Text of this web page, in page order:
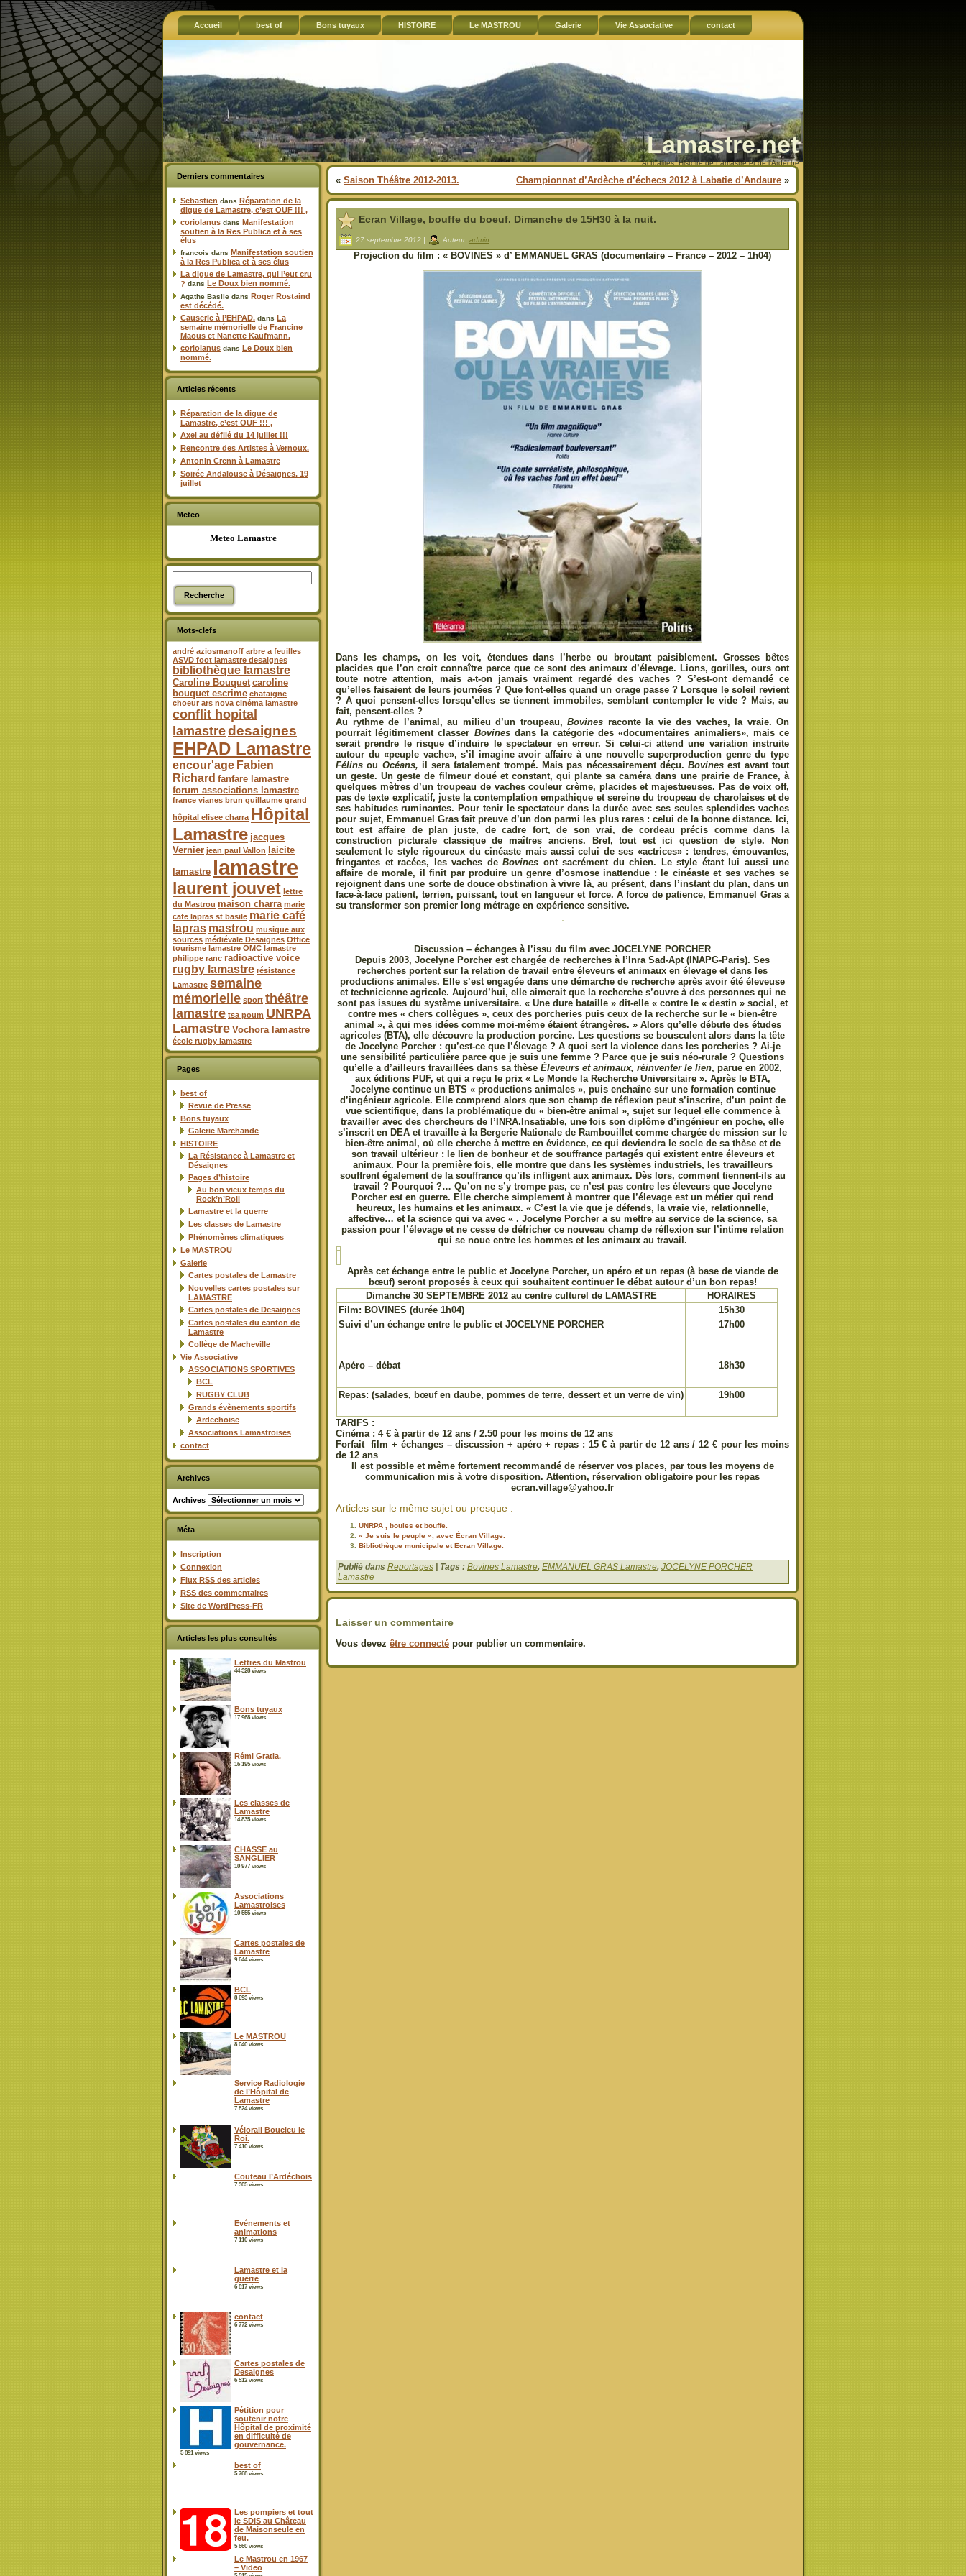
Accueil best of Bons tuyaux HISTOIRE Le MASTROU Galerie Vie Associative contact
Lamastre.net
Actualités, Histoire de Lamastre et de l'Ardèche
Derniers commentaires
Sebastien dans Réparation de la
digue de Lamastre, c’est OUF !!! ,
coriolanus dans Manifestation
soutien à la Res Publica et à ses
élus
francois dans Manifestation soutien
à la Res Publica et à ses élus
La digue de Lamastre, qui l’eut cru
? dans Le Doux bien nommé.
Agathe Basile dans Roger Rostaind
est décédé.
Causerie à l’EHPAD. dans La
semaine mémorielle de Francine
Maous et Nanette Kaufmann.
coriolanus dans Le Doux bien
nommé.
Articles récents
Réparation de la digue de
Lamastre, c’est OUF !!! ,
Axel au défilé du 14 juillet !!!
Rencontre des Artistes à Vernoux.
Antonin Crenn à Lamastre
Soirée Andalouse à Désaignes. 19
juillet
Meteo
Meteo Lamastre
Mots-clefs
andré aziosmanoff arbre a feuilles
ASVD foot lamastre desaignes
bibliothèque lamastre
Caroline Bouquet caroline
bouquet escrime chataigne
choeur ars nova cinéma lamastre
conflit hopital
lamastredesaignes
EHPAD Lamastre
encour'age Fabien
Richard fanfare lamastre
forum associations lamastre
france vianes brun guillaume grand
hôpital elisee charra Hôpital
Lamastre jacques
Vernier jean paul Vallon
laicite
lamastre lamastre
laurent jouvet lettre
du Mastrou maison charra marie
cafe lapras st basile marie café
lapras mastrou musique aux
sources médiévale Desaignes Office
tourisme lamastre OMC lamastre
philippe ranc radioactive voice
rugby lamastre résistance
Lamastre semaine
mémorielle sport théâtre
lamastre tsa poum UNRPA
Lamastre Vochora lamastre
école rugby lamastre
Pages
best of
Revue de Presse
Bons tuyaux
Galerie Marchande
HISTOIRE
La Résistance à Lamastre et
Désaignes
Pages d’histoire
Au bon vieux temps du
Rock’n’Roll
Lamastre et la guerre
Les classes de Lamastre
Phénomènes climatiques
Le MASTROU
Galerie
Cartes postales de Lamastre
Nouvelles cartes postales sur
LAMASTRE
Cartes postales de Desaignes
Cartes postales du canton de
Lamastre
Collège de Macheville
Vie Associative
ASSOCIATIONS SPORTIVES
BCL
RUGBY CLUB
Grands évènements sportifs
Ardechoise
Associations Lamastroises
contact
Archives
Archives
Méta
Inscription
Connexion
Flux RSS des articles
RSS des commentaires
Site de WordPress-FR
Articles les plus consultés
Lettres du Mastrou
44 328 views
Bons tuyaux
17 968 views
Rémi Gratia.
16 195 views
Les classes de
Lamastre
14 835 views
CHASSE au
SANGLIER
10 977 views
Associations
Lamastroises
10 555 views
Cartes postales de
Lamastre
9 644 views
BCL
8 693 views
Le MASTROU
8 040 views
Service Radiologie
de l’Hôpital de
Lamastre
7 824 views
Vélorail Boucieu le
Roi.
7 410 views
Couteau l’Ardéchois
7 305 views
Evénements et
animations
7 110 views
Lamastre et la
guerre
6 817 views
contact
6 772 views
Cartes postales de
Desaignes
6 512 views
Pétition pour
soutenir notre
Hôpital de proximité
en difficulté de
gouvernance.
5 891 views
best of
5 768 views
Les pompiers et tout
le SDIS au Château
de Maisonseule en
feu.
5 660 views
Le Mastrou en 1967
– Video
« Saison Théâtre 2012-2013. Championnat d’Ardèche d’échecs 2012 à Labatie d’Andaure »
Ecran Village, bouffe du boeuf. Dimanche de 15H30 à la nuit.
27 septembre 2012 | Auteur: admin
Projection du film : « BOVINES » d’ EMMANUEL GRAS (documentaire – France – 2012 – 1h04)
Dans les champs, on les voit, étendues dans l’herbe ou broutant paisiblement. Grosses bêtes
placides que l’on croit connaître parce que ce sont des animaux d’élevage. Lions, gorilles, ours ont
toute notre attention, mais a-t-on jamais vraiment regardé des vaches ? S’est-ont demandé ce
qu’elles faisaient de leurs journées ? Que font-elles quand un orage passe ? Lorsque le soleil revient
? A quoi pensent-elles lorsqu’elles se tiennent immobiles, semblant contempler le vide ? Mais, au
fait, pensent-elles ?
Au rythme de l’animal, au milieu d’un troupeau, Bovines raconte la vie des vaches, la vraie. On
pourrait légitimement classer Bovines dans la catégorie des «documentaires animaliers», mais ce
serait prendre le risque d’induire le spectateur en erreur. Si celui-ci attend une variation instruite
autour du «peuple vache», s’il imagine avoir affaire à une nouvelle superproduction genre du type
Félinsou Océans, il sera fatalement trompé. Mais pas nécessairement déçu. Bovinesest avant tout
un geste. Un geste de filmeur doué et constant, qui plante sa caméra dans une prairie de France, à
quelques mètres d’un troupeau de vaches couleur crème, placides et majestueuses. Pas de voix off,
pas de texte explicatif, juste la contemplation empathique et sereine du troupeau de charolaises et de
ses habitudes ruminantes. Pour tenir le spectateur dans la durée avec ses seules splendides vaches
pour sujet, Emmanuel Gras fait preuve d’un don parmi les plus rares : celui de la bonne distance. Ici,
tout est affaire de plan juste, de cadre fort, de son vrai, de cordeau précis comme dans la
construction picturale classique de maîtres anciens. Bref, tout est ici question de style. Non
seulement le style rigoureux du cinéaste mais aussi celui de ses «actrices» : tendres, émouvantes,
fringantes et racées, les vaches de Bovines ont sacrément du chien. Le style étant lui aussi une
affaire de morale, il finit par produire un genre d’osmose inattendue : le cinéaste et ses vaches se
rejoignent dans une sorte de douce obstination à vivre là, au présent, dans l’instant du plan, dans un
face-à-face patient, terrien, puissant, tout en langueur et force. A force de patience, Emmanuel Gras a
su transformer son premier long métrage en expérience sensitive.
Discussion – échanges à l’issu du film avec JOCELYNE PORCHER
Depuis 2003, Jocelyne Porcher est chargée de recherches à l’Inra Sad-Apt (INAPG-Paris). Ses
recherches portent sur la relation de travail entre éleveurs et animaux en élevage et dans les
productions animales. Elle s’est engagée dans une démarche de recherche après avoir été éleveuse
et technicienne agricole. Aujourd’hui, elle aimerait que la recherche s’ouvre à des personnes qui ne
sont pas issues du système universitaire. « Une dure bataille » dit-elle « contre le « destin » social, et
contre mes « chers collègues », ceux des porcheries puis ceux de la recherche sur le « bien-être
animal », à qui mes idées comme moi-même étaient étrangères. » Alors qu’elle débute des études
agricoles (BTA), elle découvre la production porcine. Les questions se bousculent alors dans la tête
de Jocelyne Porcher : qu’est-ce que l’élevage ? A quoi sert la violence dans les porcheries ? Ai-je
une sensibilité particulière parce que je suis une femme ? Parce que je suis néo-rurale ? Questions
qu’elle a d’ailleurs travaillées dans sa thèse Éleveurs et animaux, réinventer le lien, parue en 2002,
aux éditions PUF, et qui a reçu le prix « Le Monde la Recherche Universitaire ». Après le BTA,
Jocelyne continue un BTS « productions animales », puis enchaîne sur une formation continue
d’ingénieur agricole. Elle comprend alors que son champ de réflexion peut s’inscrire, d’un point de
vue scientifique, dans la problématique du « bien-être animal », sujet sur lequel elle commence à
travailler avec des chercheurs de l’INRA.Insatiable, une fois son diplôme d’ingénieur en poche, elle
s’inscrit en DEA et travaille à la Bergerie Nationale de Rambouillet comme chargée de mission sur le
bien-être animal, où elle cherche à mettre en évidence, ce qui deviendra le socle de sa thèse et de
son travail ultérieur : le lien de bonheur et de souffrance partagés qui existent entre éleveurs et
animaux. Pour la première fois, elle montre que dans les systèmes industriels, les travailleurs
souffrent également de la souffrance qu’ils infligent aux animaux. Dès lors, comment tiennent-ils au
travail ? Pourquoi ?… Qu’on ne s’y trompe pas, ce n’est pas contre les éleveurs que Jocelyne
Porcher est en guerre. Elle cherche simplement à montrer que l’élevage est un métier qui rend
heureux, les humains et les animaux. « C’est la vie que je défends, la vraie vie, relationnelle,
affective… et la science qui va avec « . Jocelyne Porcher a su mettre au service de la science, sa
passion pour l’élevage et ne cesse de défricher ce nouveau champ de réflexion sur l’intime relation
qui se noue entre les hommes et les animaux au travail.
Après cet échange entre le public et Jocelyne Porcher, un apéro et un repas (à base de viande de
bœuf) seront proposés à ceux qui souhaitent continuer le débat autour d’un bon repas!
Dimanche 30 SEPTEMBRE 2012 au centre culturel de LAMASTRE
HORAIRES
Film: BOVINES (durée 1h04)
15h30
Suivi d’un échange entre le public et JOCELYNE PORCHER
17h00
Apéro – débat 18h30
Repas: (salades, bœuf en daube, pommes de terre, dessert et un verre de vin) 19h00
TARIFS :
Cinéma : 4 € à partir de 12 ans / 2.50 pour les moins de 12 ans
Forfait film + échanges – discussion + apéro + repas : 15 € à partir de 12 ans / 12 € pour les moins
de 12 ans
Il est possible et même fortement recommandé de réserver vos places, par tous les moyens de
communication mis à votre disposition. Attention, réservation obligatoire pour les repas
ecran.village@yahoo.fr
Articles sur le même sujet ou presque :
UNRPA , boules et bouffe.
« Je suis le peuple », avec Écran Village.
Bibliothèque municipale et Ecran Village.
Publié dans Reportages | Tags : Bovines Lamastre, EMMANUEL GRAS Lamastre, JOCELYNE PORCHER
Lamastre
Laisser un commentaire
Vous devez être connecté pour publier un commentaire.